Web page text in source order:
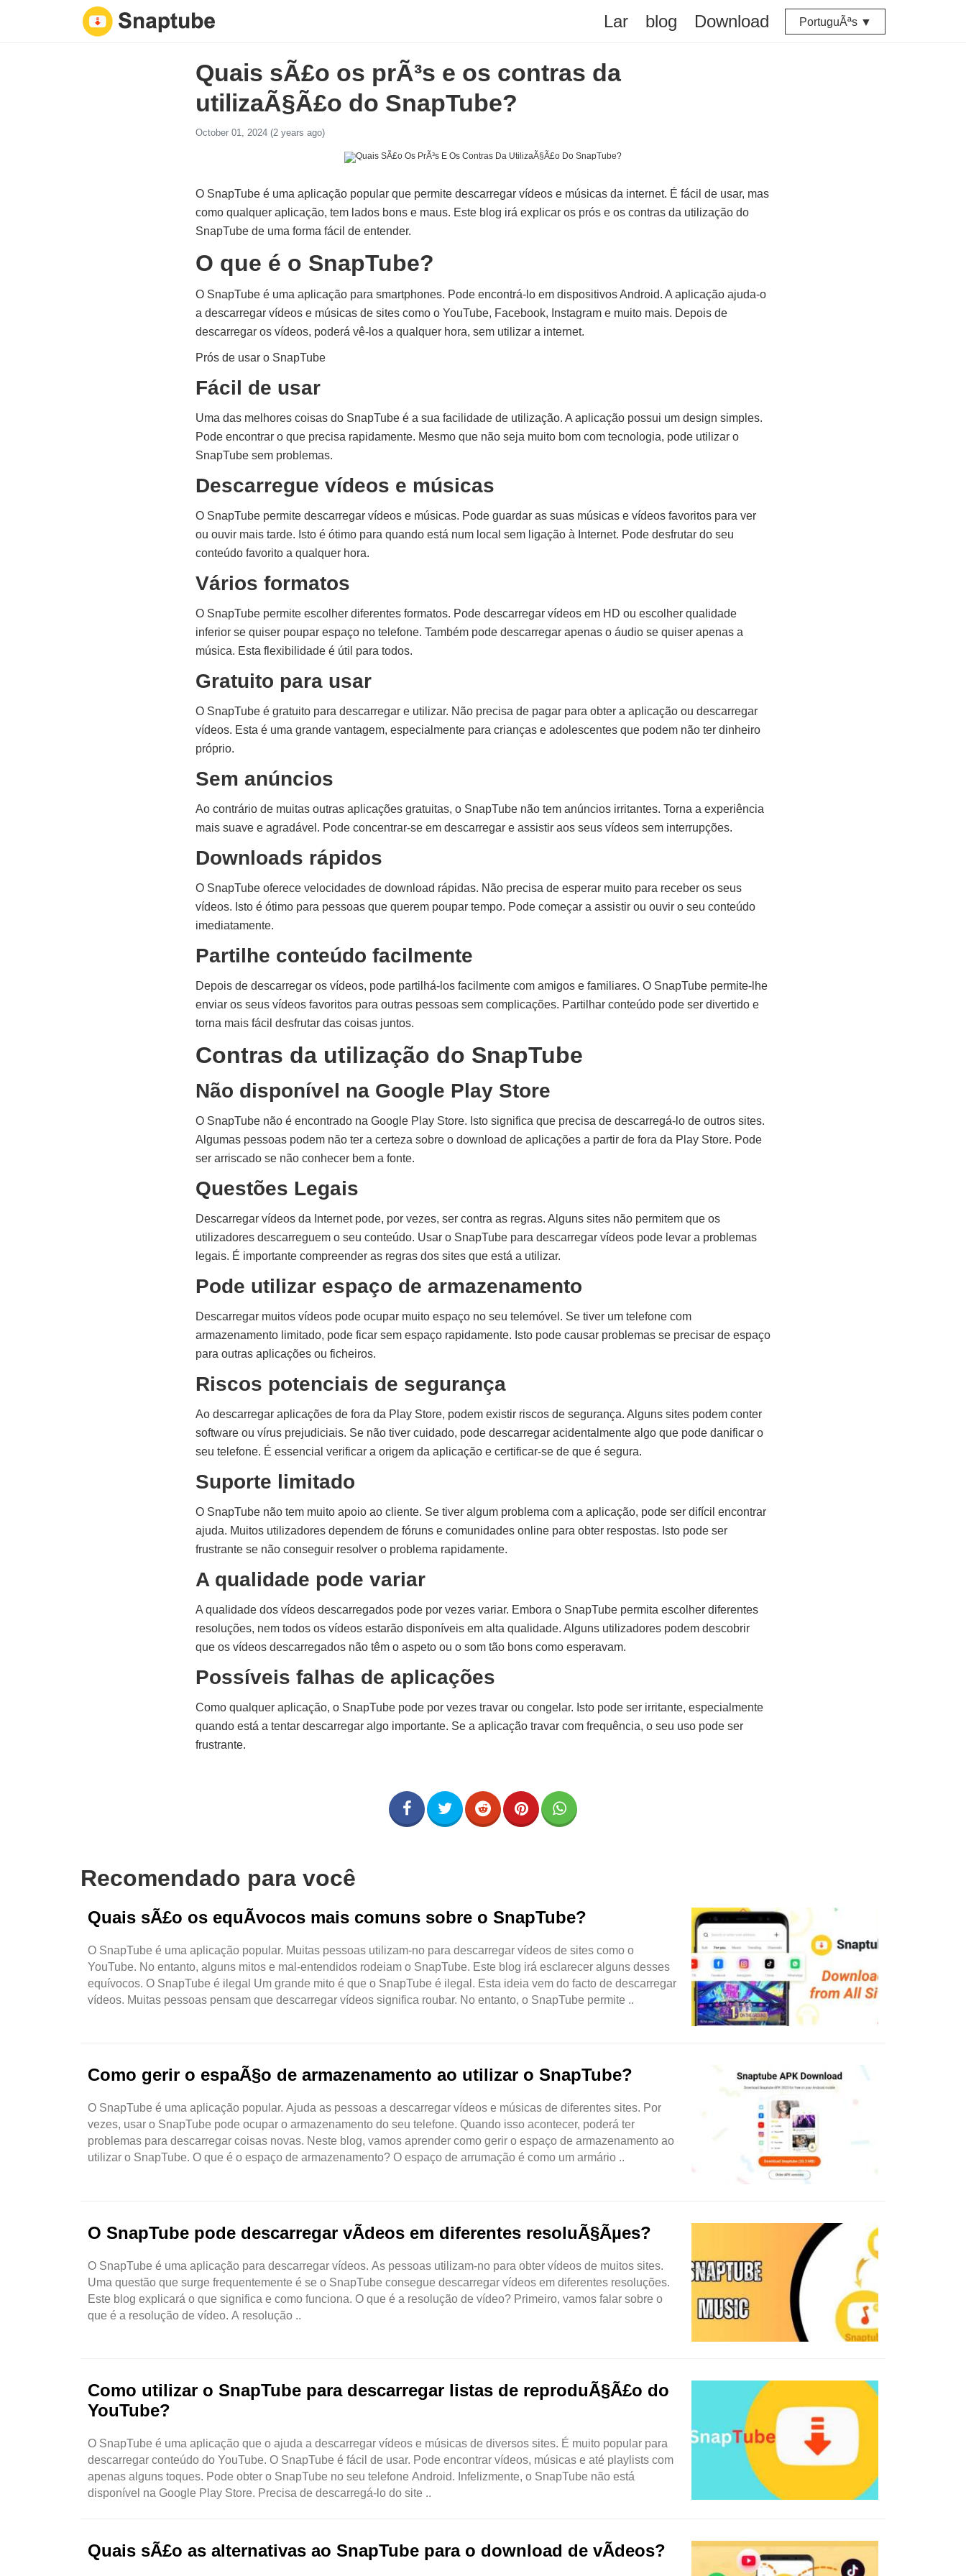
Lar blog Download PortuguÃªs ▼
Quais sÃ£o os prÃ³s e os contras da
utilizaÃ§Ã£o do SnapTube?
October 01, 2024 (2 years ago)
O SnapTube é uma aplicação popular que permite descarregar vídeos e músicas da internet. É fácil de usar, mas
como qualquer aplicação, tem lados bons e maus. Este blog irá explicar os prós e os contras da utilização do
SnapTube de uma forma fácil de entender.
O que é o SnapTube?
O SnapTube é uma aplicação para smartphones. Pode encontrá-lo em dispositivos Android. A aplicação ajuda-o
a descarregar vídeos e músicas de sites como o YouTube, Facebook, Instagram e muito mais. Depois de
descarregar os vídeos, poderá vê-los a qualquer hora, sem utilizar a internet.
Prós de usar o SnapTube
Fácil de usar
Uma das melhores coisas do SnapTube é a sua facilidade de utilização. A aplicação possui um design simples.
Pode encontrar o que precisa rapidamente. Mesmo que não seja muito bom com tecnologia, pode utilizar o
SnapTube sem problemas.
Descarregue vídeos e músicas
O SnapTube permite descarregar vídeos e músicas. Pode guardar as suas músicas e vídeos favoritos para ver
ou ouvir mais tarde. Isto é ótimo para quando está num local sem ligação à Internet. Pode desfrutar do seu
conteúdo favorito a qualquer hora.
Vários formatos
O SnapTube permite escolher diferentes formatos. Pode descarregar vídeos em HD ou escolher qualidade
inferior se quiser poupar espaço no telefone. Também pode descarregar apenas o áudio se quiser apenas a
música. Esta flexibilidade é útil para todos.
Gratuito para usar
O SnapTube é gratuito para descarregar e utilizar. Não precisa de pagar para obter a aplicação ou descarregar
vídeos. Esta é uma grande vantagem, especialmente para crianças e adolescentes que podem não ter dinheiro
próprio.
Sem anúncios
Ao contrário de muitas outras aplicações gratuitas, o SnapTube não tem anúncios irritantes. Torna a experiência
mais suave e agradável. Pode concentrar-se em descarregar e assistir aos seus vídeos sem interrupções.
Downloads rápidos
O SnapTube oferece velocidades de download rápidas. Não precisa de esperar muito para receber os seus
vídeos. Isto é ótimo para pessoas que querem poupar tempo. Pode começar a assistir ou ouvir o seu conteúdo
imediatamente.
Partilhe conteúdo facilmente
Depois de descarregar os vídeos, pode partilhá-los facilmente com amigos e familiares. O SnapTube permite-lhe
enviar os seus vídeos favoritos para outras pessoas sem complicações. Partilhar conteúdo pode ser divertido e
torna mais fácil desfrutar das coisas juntos.
Contras da utilização do SnapTube
Não disponível na Google Play Store
O SnapTube não é encontrado na Google Play Store. Isto significa que precisa de descarregá-lo de outros sites.
Algumas pessoas podem não ter a certeza sobre o download de aplicações a partir de fora da Play Store. Pode
ser arriscado se não conhecer bem a fonte.
Questões Legais
Descarregar vídeos da Internet pode, por vezes, ser contra as regras. Alguns sites não permitem que os
utilizadores descarreguem o seu conteúdo. Usar o SnapTube para descarregar vídeos pode levar a problemas
legais. É importante compreender as regras dos sites que está a utilizar.
Pode utilizar espaço de armazenamento
Descarregar muitos vídeos pode ocupar muito espaço no seu telemóvel. Se tiver um telefone com
armazenamento limitado, pode ficar sem espaço rapidamente. Isto pode causar problemas se precisar de espaço
para outras aplicações ou ficheiros.
Riscos potenciais de segurança
Ao descarregar aplicações de fora da Play Store, podem existir riscos de segurança. Alguns sites podem conter
software ou vírus prejudiciais. Se não tiver cuidado, pode descarregar acidentalmente algo que pode danificar o
seu telefone. É essencial verificar a origem da aplicação e certificar-se de que é segura.
Suporte limitado
O SnapTube não tem muito apoio ao cliente. Se tiver algum problema com a aplicação, pode ser difícil encontrar
ajuda. Muitos utilizadores dependem de fóruns e comunidades online para obter respostas. Isto pode ser
frustrante se não conseguir resolver o problema rapidamente.
A qualidade pode variar
A qualidade dos vídeos descarregados pode por vezes variar. Embora o SnapTube permita escolher diferentes
resoluções, nem todos os vídeos estarão disponíveis em alta qualidade. Alguns utilizadores podem descobrir
que os vídeos descarregados não têm o aspeto ou o som tão bons como esperavam.
Possíveis falhas de aplicações
Como qualquer aplicação, o SnapTube pode por vezes travar ou congelar. Isto pode ser irritante, especialmente
quando está a tentar descarregar algo importante. Se a aplicação travar com frequência, o seu uso pode ser
frustrante.
Recomendado para você
Quais sÃ£o os equÃ­vocos mais comuns sobre o SnapTube?
O SnapTube é uma aplicação popular. Muitas pessoas utilizam-no para descarregar vídeos de sites como o
YouTube. No entanto, alguns mitos e mal-entendidos rodeiam o SnapTube. Este blog irá esclarecer alguns desses
equívocos. O SnapTube é ilegal Um grande mito é que o SnapTube é ilegal. Esta ideia vem do facto de descarregar
vídeos. Muitas pessoas pensam que descarregar vídeos significa roubar. No entanto, o SnapTube permite ..
Como gerir o espaÃ§o de armazenamento ao utilizar o SnapTube?
O SnapTube é uma aplicação popular. Ajuda as pessoas a descarregar vídeos e músicas de diferentes sites. Por
vezes, usar o SnapTube pode ocupar o armazenamento do seu telefone. Quando isso acontecer, poderá ter
problemas para descarregar coisas novas. Neste blog, vamos aprender como gerir o espaço de armazenamento ao
utilizar o SnapTube. O que é o espaço de armazenamento? O espaço de arrumação é como um armário ..
O SnapTube pode descarregar vÃ­deos em diferentes resoluÃ§Ãµes?
O SnapTube é uma aplicação para descarregar vídeos. As pessoas utilizam-no para obter vídeos de muitos sites.
Uma questão que surge frequentemente é se o SnapTube consegue descarregar vídeos em diferentes resoluções.
Este blog explicará o que significa e como funciona. O que é a resolução de vídeo? Primeiro, vamos falar sobre o
que é a resolução de vídeo. A resolução ..
Como utilizar o SnapTube para descarregar listas de reproduÃ§Ã£o do
YouTube?
O SnapTube é uma aplicação que o ajuda a descarregar vídeos e músicas de diversos sites. É muito popular para
descarregar conteúdo do YouTube. O SnapTube é fácil de usar. Pode encontrar vídeos, músicas e até playlists com
apenas alguns toques. Pode obter o SnapTube no seu telefone Android. Infelizmente, o SnapTube não está
disponível na Google Play Store. Precisa de descarregá-lo do site ..
Quais sÃ£o as alternativas ao SnapTube para o download de vÃ­deos?